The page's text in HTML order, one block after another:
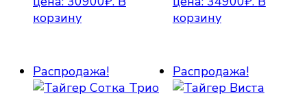
корзину
корзину
Распродажа! Распродажа!